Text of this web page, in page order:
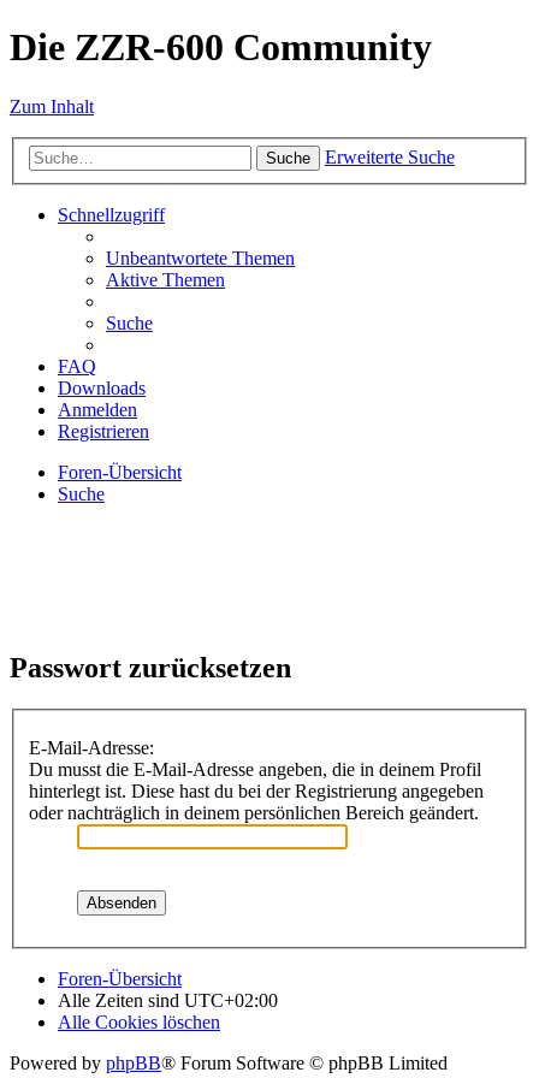
Die ZZR-600 Community
Zum Inhalt
Suche Erweiterte Suche
Schnellzugriff
Unbeantwortete Themen
Aktive Themen
Suche
FAQ
Downloads
Anmelden
Registrieren
Foren-Übersicht
Suche
Passwort zurücksetzen
E-Mail-Adresse:
Du musst die E-Mail-Adresse angeben, die in deinem Profil
hinterlegt ist. Diese hast du bei der Registrierung angegeben
oder nachträglich in deinem persönlichen Bereich geändert.
Foren-Übersicht
Alle Zeiten sind UTC+02:00
Alle Cookies löschen
Powered by phpBB® Forum Software © phpBB Limited